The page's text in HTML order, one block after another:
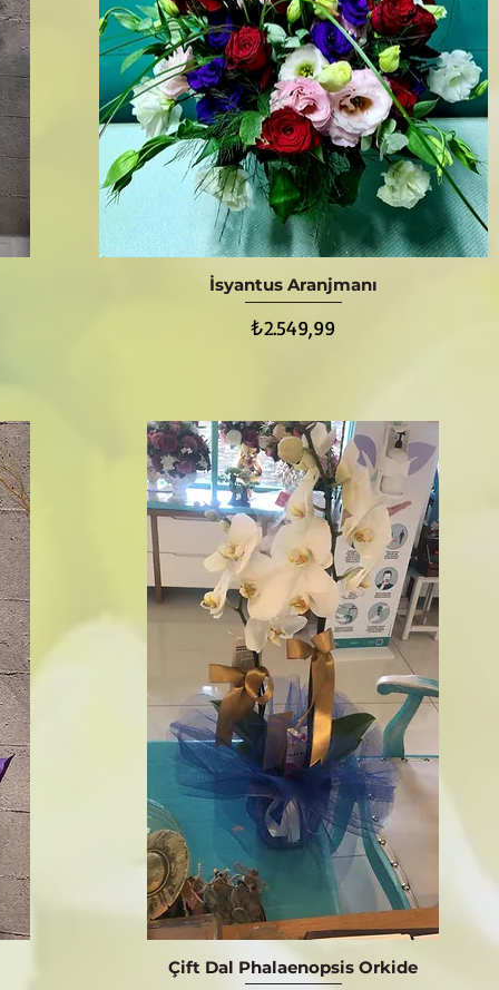
Hızlı Bakış
İsyantus Aranjmanı
Fiyat
₺2.549,99
Hızlı Bakış
Çift Dal Phalaenopsis Orkide